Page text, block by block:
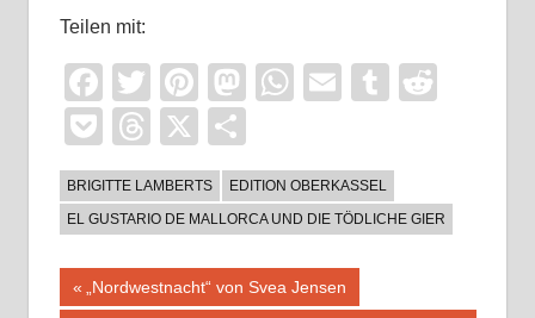
Teilen mit:
Facebook
TwitterPinterest
Mastodon
WhatsApp
EmailTumblr
PocketThreads
X
BRIGITTE LAMBERTS
EDITION OBERKASSEL
EL GUSTARIO DE MALLORCA UND DIE TÖDLICHE GIER
Beitragsnavigation
Vorheriger
Beitrag:
„Nordwestnacht“ von Svea Jensen